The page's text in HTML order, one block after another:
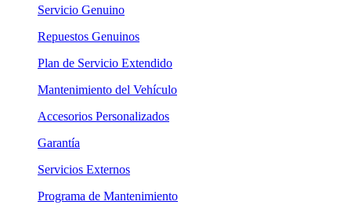
Servicio Genuino
Repuestos Genuinos
Plan de Servicio Extendido
Mantenimiento del Vehículo
Accesorios Personalizados
Garantía
Servicios Externos
Programa de Mantenimiento